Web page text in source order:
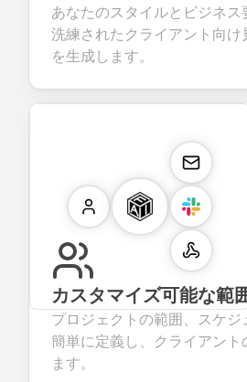
あなたのスタイルとビジネス
洗練されたクライアント向け
を生成します。
カスタマイズ可能な範
プロジェクトの範囲、スケジ
簡単に定義し、クライアント
ます。